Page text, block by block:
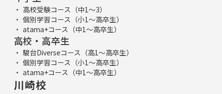
高校受験コース（中1～3）
個別学習コース（小1～高卒生）
atama+コース（中1～高卒生）
高校・高卒生
駿台Diverseコース（高1～高卒生）
個別学習コース（小1～高卒生）
atama+コース（中1～高卒生）
川崎校